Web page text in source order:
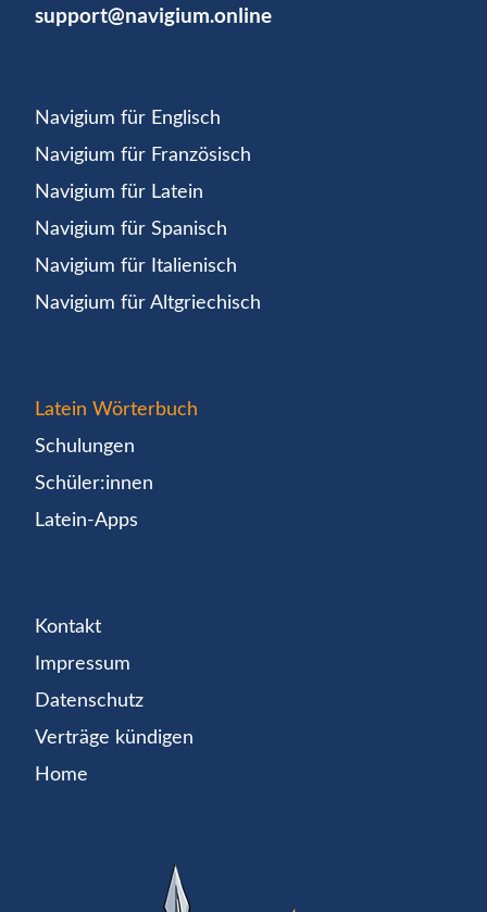
support@navigium.online
Navigium für Englisch
Navigium für Französisch
Navigium für Latein
Navigium für Spanisch
Navigium für Italienisch
Navigium für Altgriechisch
Latein Wörterbuch
Schulungen
Schüler:innen
Latein-Apps
Kontakt
Impressum
Datenschutz
Verträge kündigen
Home